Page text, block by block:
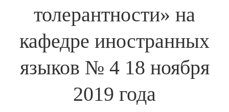
толерантности» на
кафедре иностранных
языков № 4 18 ноября
2019 года